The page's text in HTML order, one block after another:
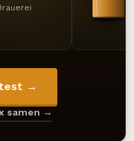
→
samen →